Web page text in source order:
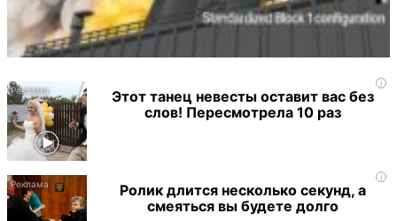
i
Этот танец невесты оставит вас без
слов! Пересмотрела 10 раз
i
Ролик длится несколько секунд, а
смеяться вы будете долго